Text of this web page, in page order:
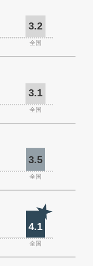
3.2
全国
3.1
全国
3.5
全国
4.1
全国